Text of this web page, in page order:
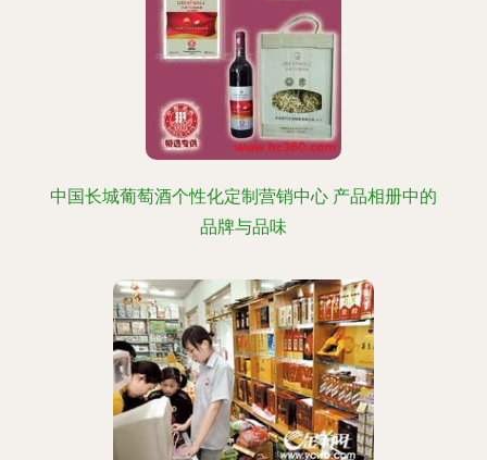
中国长城葡萄酒个性化定制营销中心 产品相册中的
品牌与品味